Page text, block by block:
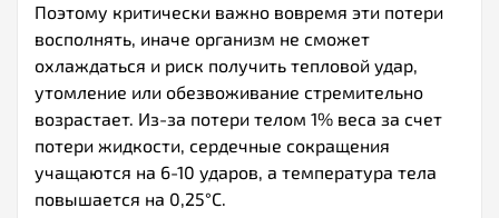
Поэтому критически важно вовремя эти потери
восполнять, иначе организм не сможет
охлаждаться и риск получить тепловой удар,
утомление или обезвоживание стремительно
возрастает. Из-за потери телом 1% веса за счет
потери жидкости, сердечные сокращения
учащаются на 6-10 ударов, а температура тела
повышается на 0,25°С.